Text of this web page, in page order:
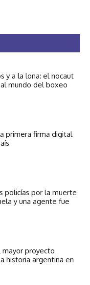
y a la lona: el nocaut
mundo del boxeo
primera firma digital
policías por la muerte
y una agente fue
mayor proyecto
historia argentina en